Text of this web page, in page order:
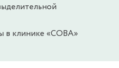
в клинике «СОВА»